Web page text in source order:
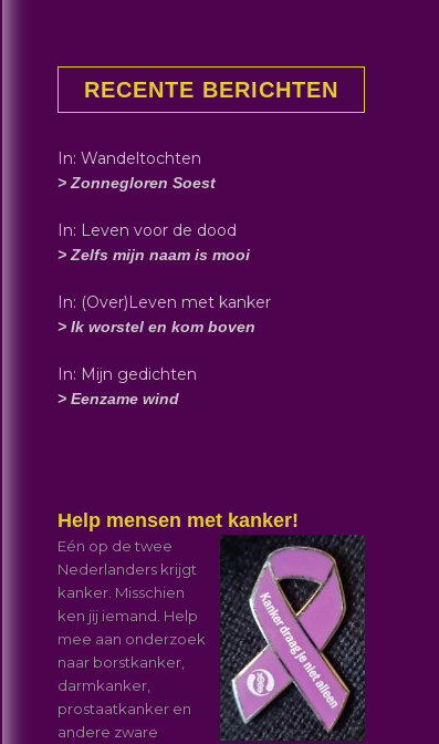
RECENTE BERICHTEN
In: Wandeltochten
> Zonnegloren Soest
In: Leven voor de dood
> Zelfs mijn naam is mooi
In: (Over)Leven met kanker
> Ik worstel en kom boven
In: Mijn gedichten
> Eenzame wind
Help mensen met kanker!
Eén op de twee
Nederlanders krijgt
kanker. Misschien
ken jij iemand. Help
mee aan onderzoek
naar borstkanker,
darmkanker,
prostaatkanker en
andere zware